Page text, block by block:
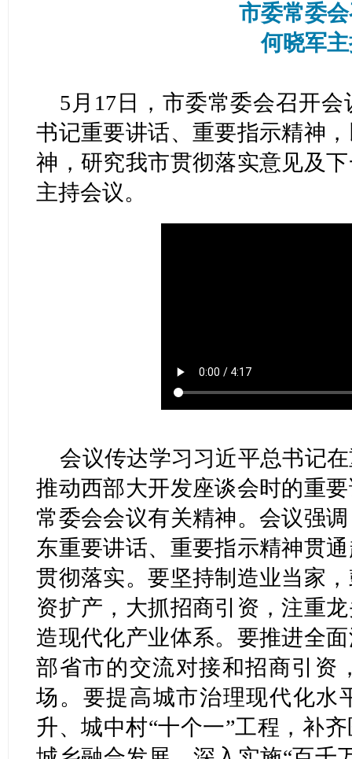
市委常委
何晓军
5月17日，市委常委会召开
书记重要讲话、重要指示精神
神，研究我市贯彻落实意见及
主持会议。
会议传达学习习近平总书记
推动西部大开发座谈会时的重
常委会会议有关精神。会议强
东重要讲话、重要指示精神贯
贯彻落实。要坚持制造业当家
资扩产，大抓招商引资，注重
造现代化产业体系。要推进全
部省市的交流对接和招商引资
场。要提高城市治理现代化水
升、城中村“十个一”工程，补